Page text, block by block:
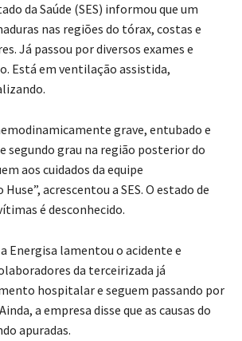
da Saúde (SES) informou que um
nas regiões do tórax, costas e
Já passou por diversos exames e
Está em ventilação assistida,
grave, entubado e
segundo grau na região posterior do
aos cuidados da equipe
acrescentou a SES. O estado de
é desconhecido.
Energisa lamentou o acidente e
da terceirizada já
hospitalar e seguem passando por
a empresa disse que as causas do
apuradas.